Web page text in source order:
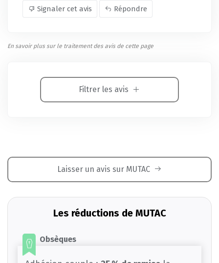
Signaler cet avis Répondre
En savoir plus sur le traitement des avis de cette page
Filtrer les avis
Laisser un avis sur MUTAC
Les réductions de MUTAC
Obsèques